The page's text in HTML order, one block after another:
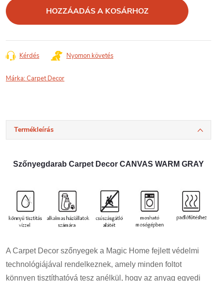
HOZZÁADÁS A KOSÁRHOZ
Kérdés Nyomon követés
Márka:Carpet Decor
Termékleírás
Szőnyegdarab Carpet Decor CANVAS WARM GRAY
A Carpet Decor szőnyegek a Magic Home fejlett védelmi
technológiájával rendelkeznek, amely minden foltot
könnyen tisztíthatóvá tesz anélkül, hogy az anyag egyedi